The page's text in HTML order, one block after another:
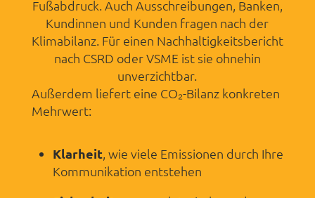
Fußabdruck. Auch Ausschreibungen, Banken,
Kundinnen und Kunden fragen nach der
Klimabilanz. Für einen Nachhaltigkeitsbericht
nach CSRD oder VSME ist sie ohnehin
unverzichtbar.
Außerdem liefert eine CO₂-Bilanz konkreten
Mehrwert:
Klarheit, wie viele Emissionen durch Ihre
Kommunikation entstehen